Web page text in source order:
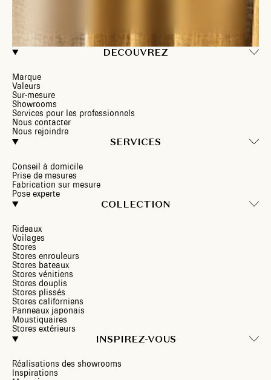
DECOUVREZ
Marque
Valeurs
Sur-mesure
Showrooms
Services pour les professionnels
Nous contacter
Nous rejoindre
SERVICES
Conseil à domicile
Prise de mesures
Fabrication sur mesure
Pose experte
COLLECTION
Rideaux
Voilages
Stores
Stores enrouleurs
Stores bateaux
Stores vénitiens
Stores douplis
Stores plissés
Stores californiens
Panneaux japonais
Moustiquaires
Stores extérieurs
INSPIREZ-VOUS
Réalisations des showrooms
Inspirations